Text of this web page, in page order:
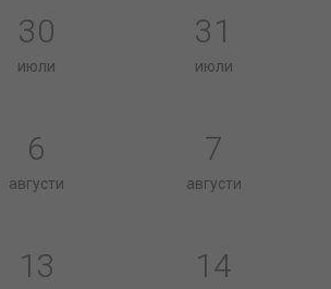
30
июли
31
июли
6
августи
7
августи
13 14